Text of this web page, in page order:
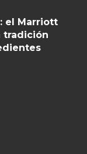
el Marriott
tradición